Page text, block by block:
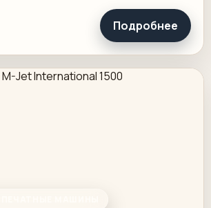
Подробнее